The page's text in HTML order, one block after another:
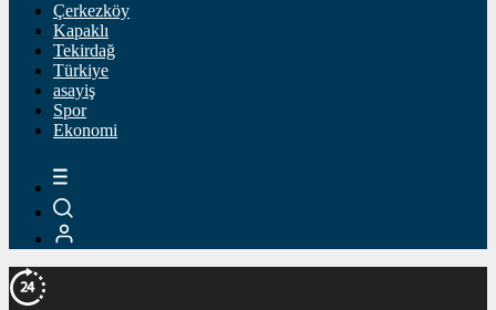
Çerkezköy
Kapaklı
Tekirdağ
Türkiye
asayiş
Spor
Ekonomi